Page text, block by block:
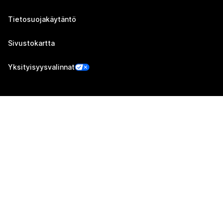
Tietosuojakäytäntö
Sivustokartta
Yksityisyysvalinnat